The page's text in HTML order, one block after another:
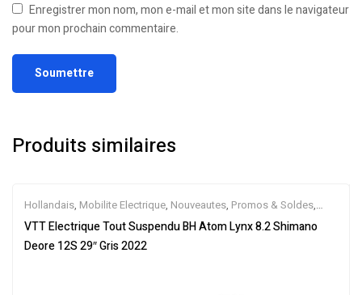
Enregistrer mon nom, mon e-mail et mon site dans le navigateur
pour mon prochain commentaire.
Produits similaires
Hollandais, Mobilite Electrique, Nouveautes, Promos & Soldes,
Tout-Suspendus ,Vélo électrique ville,Velos Electriques,VTT
Électriques
VTT Electrique Tout Suspendu BH Atom Lynx 8.2 Shimano
Deore 12S 29″ Gris 2022